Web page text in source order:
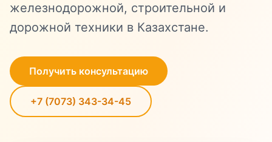
железнодорожной, строительной и
дорожной техники в Казахстане.
Получить консультацию
+7 (7073) 343-34-45